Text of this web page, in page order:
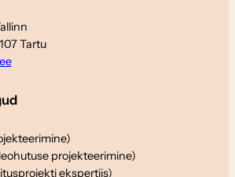
Tartu
projekteerimine)
ekspertiis)